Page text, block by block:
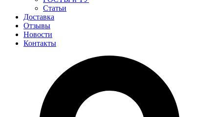
Статьи
Доставка
Отзывы
Новости
Контакты